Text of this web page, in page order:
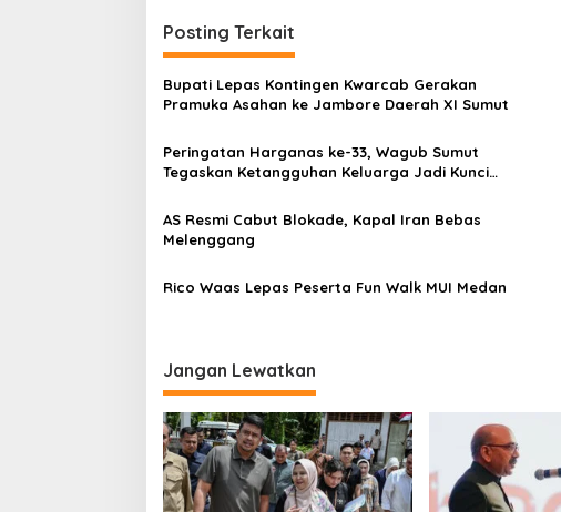
i
g
a
i
o
s
Posting Terkait
Bupati Lepas Kontingen Kwarcab Gerakan
Pramuka Asahan ke Jambore Daerah XI Sumut
Peringatan Harganas ke-33, Wagub Sumut
Tegaskan Ketangguhan Keluarga Jadi Kunci
AS Resmi Cabut Blokade, Kapal Iran Bebas
Melenggang
Rico Waas Lepas Peserta Fun Walk MUI Medan
Jangan Lewatkan